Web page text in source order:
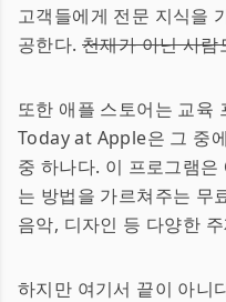
고객들에게 전문 지식을
공한다. 천재가 아닌 사람
또한 애플 스토어는 교육
Today at Apple은 그 중
중 하나다. 이 프로그램
는 방법을 가르쳐주는 무
음악, 디자인 등 다양한
하지만 여기서 끝이 아니